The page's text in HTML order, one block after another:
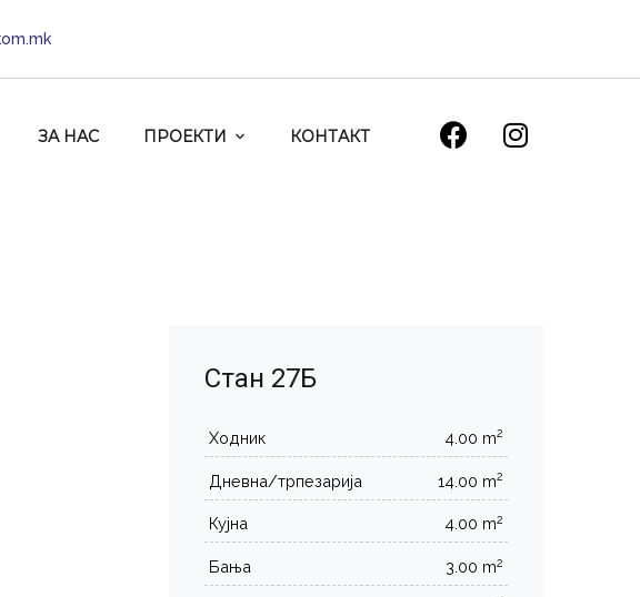
ЗА НАС ПРОЕКТИ КОНТАКТ
Стан 27Б
Ходник 4.00 m2
Дневна/трпезарија 14.00 m2
Кујна 4.00 m2
Бања 3.00 m2